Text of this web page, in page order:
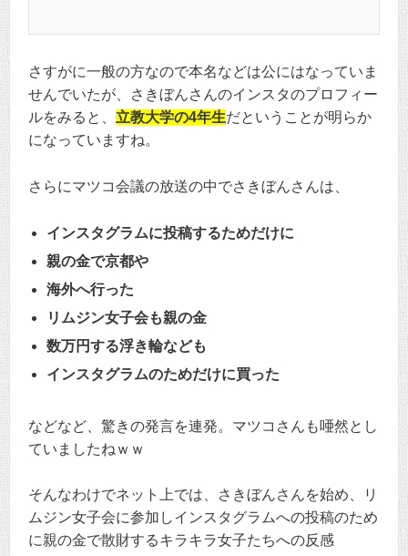
さすがに一般の方なので本名などは公にはなっていま
せんでいたが、さきぼんさんのインスタのプロフィー
ルをみると、 立教大学の4年生だということが明らか
になっていますね。
さらにマツコ会議の放送の中でさきぼんさんは、
インスタグラムに投稿するためだけに
親の金で京都や
海外へ行った
リムジン女子会も親の金
数万円する浮き輪なども
インスタグラムのためだけに買った
などなど、驚きの発言を連発。マツコさんも唖然とし
ていましたねｗｗ
そんなわけでネット上では、さきぼんさんを始め、リ
ムジン女子会に参加しインスタグラムへの投稿のため
に親の金で散財するキラキラ女子たちへの反感